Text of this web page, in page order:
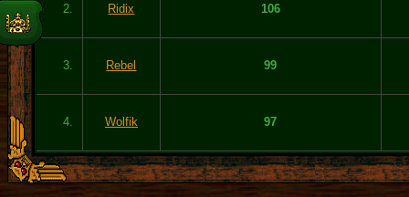
2. Ridix 106
3. Rebel 99
4. Wolfik 97